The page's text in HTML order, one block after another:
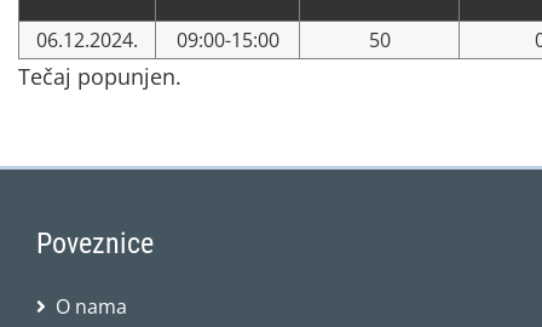
06.12.2024. 09:00-15:00 50
Tečaj popunjen.
Poveznice
O nama